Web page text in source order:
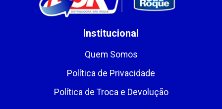
Institucional
Quem Somos
Política de Privacidade
Política de Troca e Devolução